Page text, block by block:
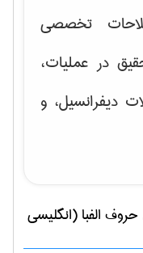
تخصصی
در عملیات،
دیفرانسیل، و
الفبا (انگلیسی